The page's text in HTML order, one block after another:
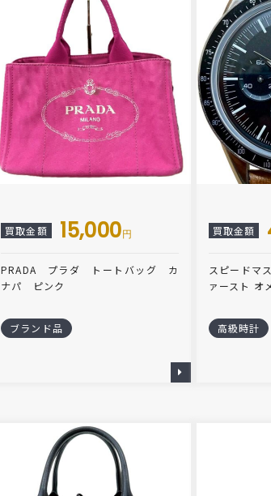
買取金額 15,000円
PRADA プラダ トートバッグ カ
ナパ ピンク
ブランド品
買取金額
スピードマ
ァースト オ
高級時計